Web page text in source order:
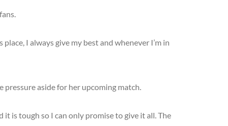
I always give my best and whenever I’m in
pressure aside for her upcoming match.
is tough so I can only promise to give it all. The